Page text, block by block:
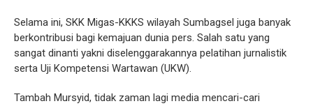
Selama ini, SKK Migas-KKKS wilayah Sumbagsel juga banyak
berkontribusi bagi kemajuan dunia pers. Salah satu yang
sangat dinanti yakni diselenggarakannya pelatihan jurnalistik
serta Uji Kompetensi Wartawan (UKW).
Tambah Mursyid, tidak zaman lagi media mencari-cari